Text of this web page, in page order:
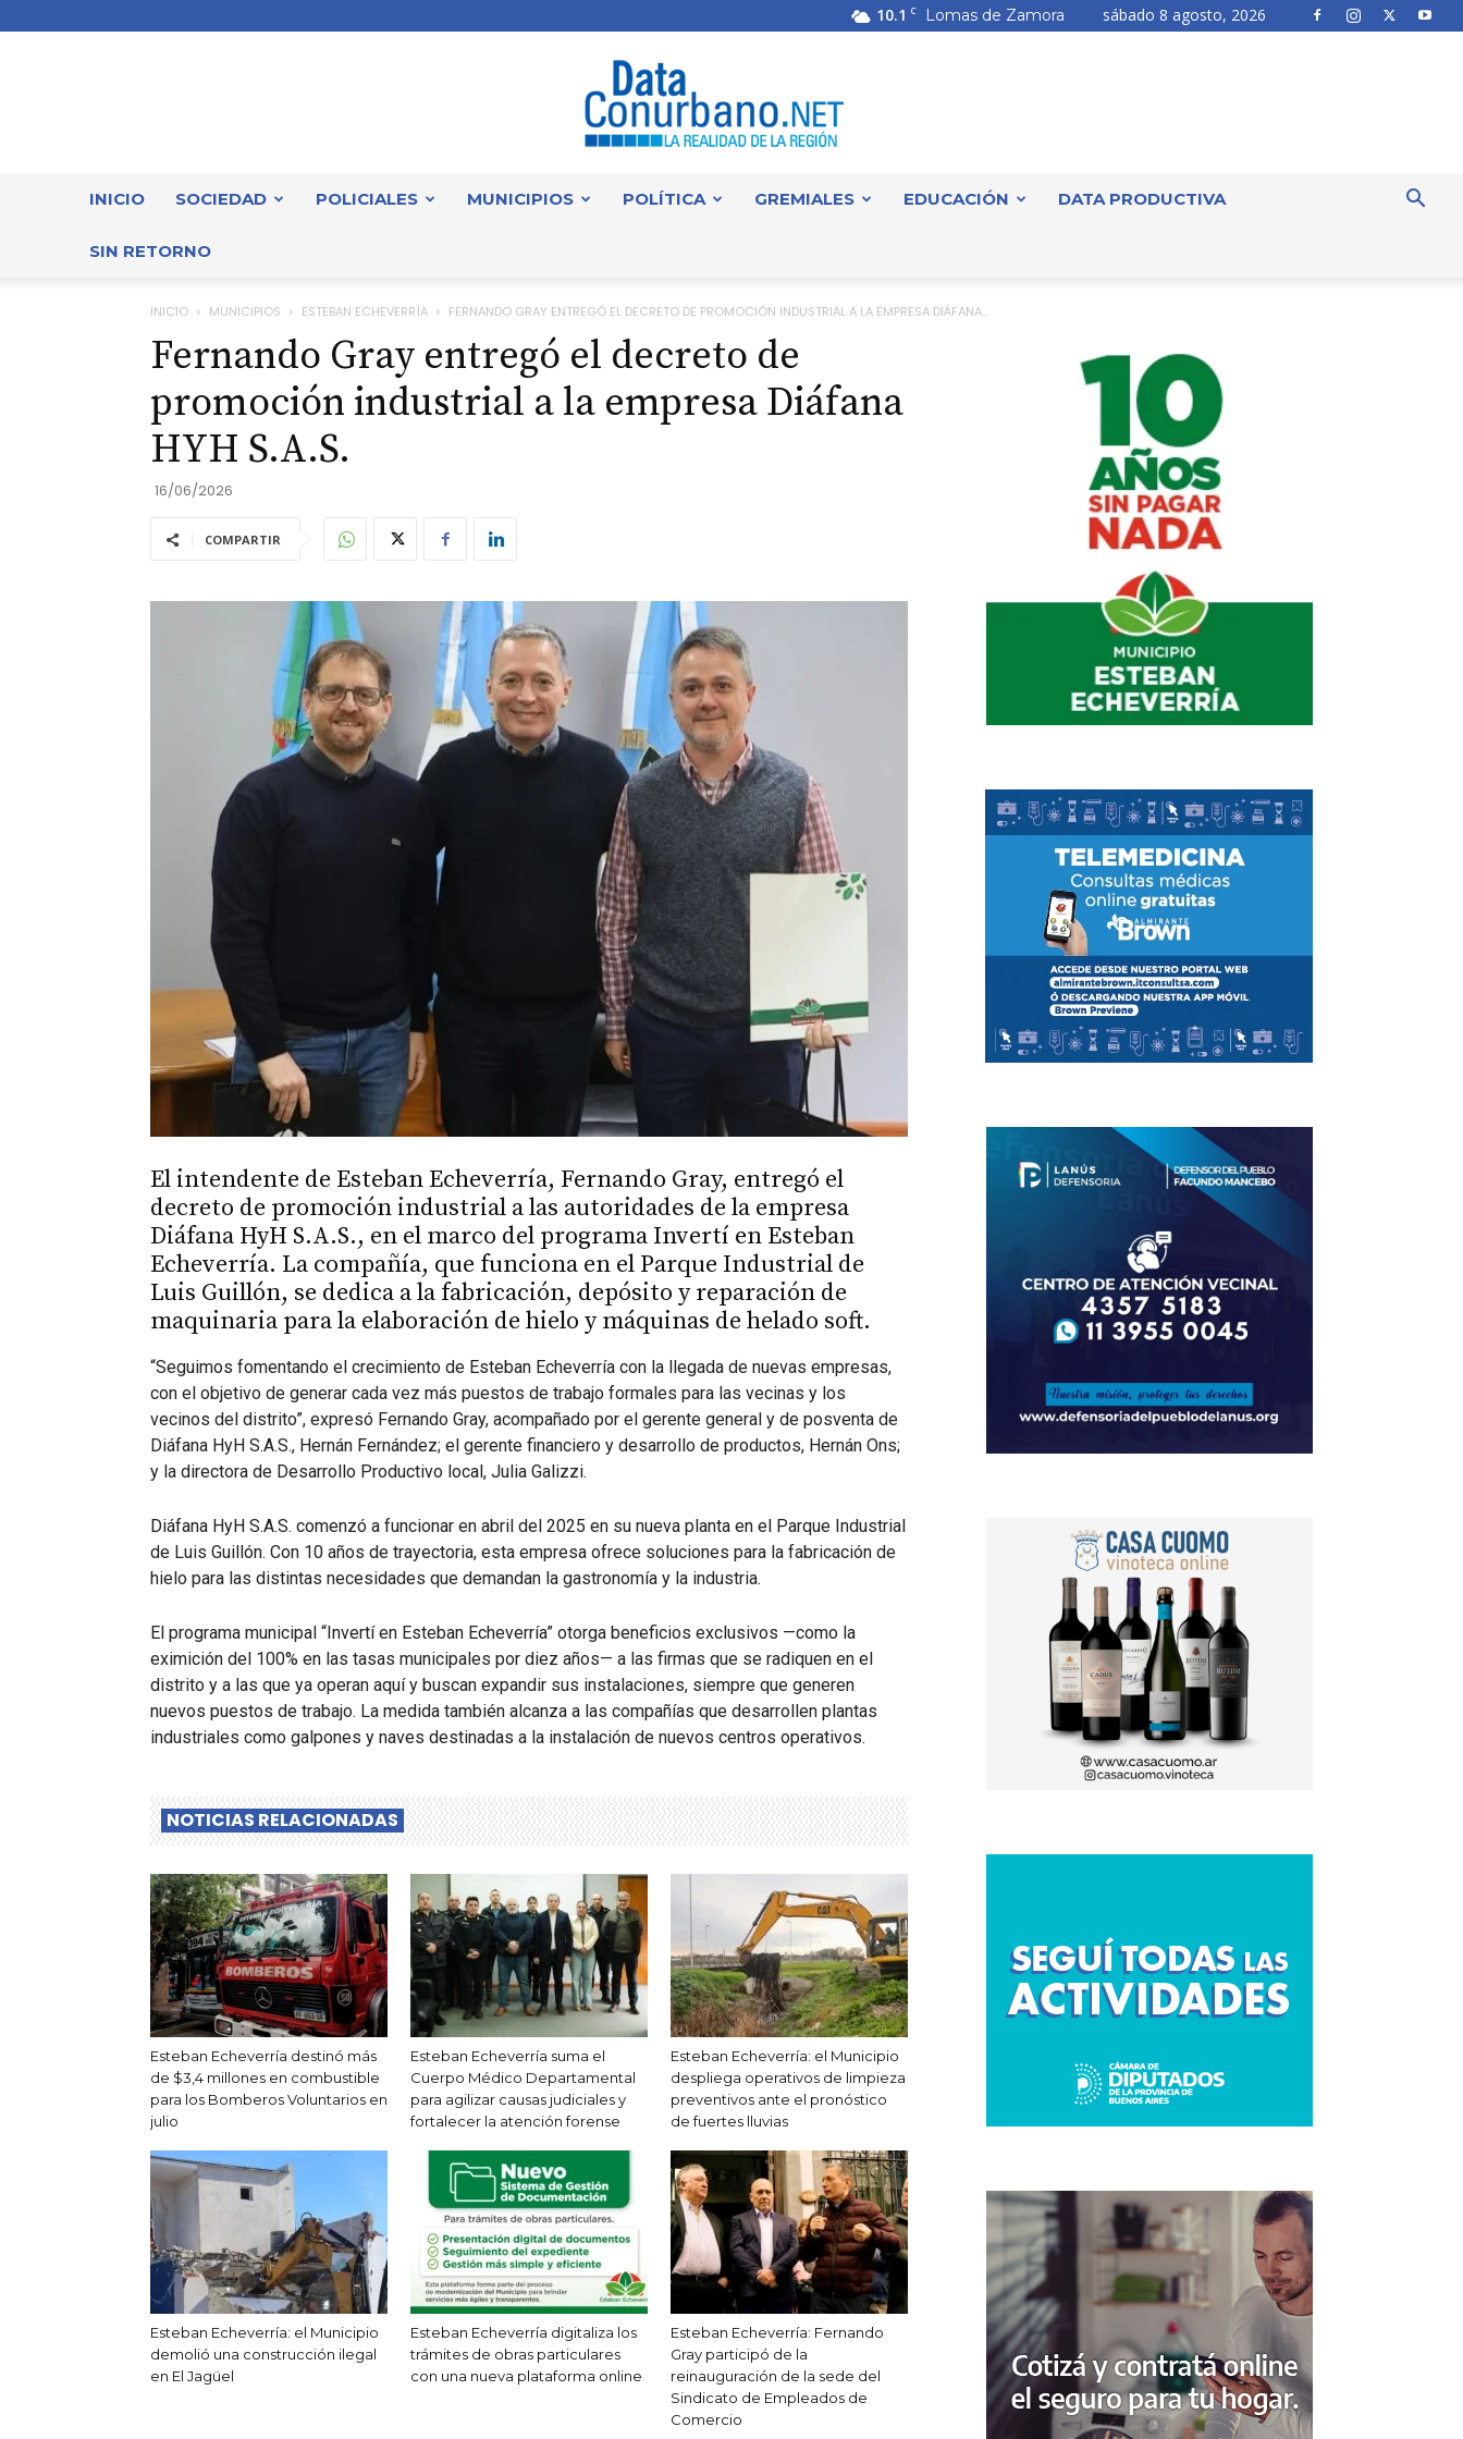
10.1 C Lomas de Zamora sábado 8 agosto, 2026
INICIO SOCIEDAD POLICIALES MUNICIPIOS POLÍTICA GREMIALES EDUCACIÓN DATA PRODUCTIVA
SIN RETORNO
INICIO MUNICIPIOS ESTEBAN ECHEVERRÍA FERNANDO GRAY ENTREGÓ EL DECRETO DE PROMOCIÓN INDUSTRIAL A LA EMPRESA DIÁFANA...
Fernando Gray entregó el decreto de
promoción industrial a la empresa Diáfana
HYH S.A.S.
16/06/2026
COMPARTIR
El intendente de Esteban Echeverría, Fernando Gray, entregó el
decreto de promoción industrial a las autoridades de la empresa
Diáfana HyH S.A.S., en el marco del programa Invertí en Esteban
Echeverría. La compañía, que funciona en el Parque Industrial de
Luis Guillón, se dedica a la fabricación, depósito y reparación de
maquinaria para la elaboración de hielo y máquinas de helado soft.
“Seguimos fomentando el crecimiento de Esteban Echeverría con la llegada de nuevas empresas,
con el objetivo de generar cada vez más puestos de trabajo formales para las vecinas y los
vecinos del distrito”, expresó Fernando Gray, acompañado por el gerente general y de posventa de
Diáfana HyH S.A.S., Hernán Fernández; el gerente financiero y desarrollo de productos, Hernán Ons;
y la directora de Desarrollo Productivo local, Julia Galizzi.
Diáfana HyH S.A.S. comenzó a funcionar en abril del 2025 en su nueva planta en el Parque Industrial
de Luis Guillón. Con 10 años de trayectoria, esta empresa ofrece soluciones para la fabricación de
hielo para las distintas necesidades que demandan la gastronomía y la industria.
El programa municipal “Invertí en Esteban Echeverría” otorga beneficios exclusivos —como la
eximición del 100% en las tasas municipales por diez años— a las firmas que se radiquen en el
distrito y a las que ya operan aquí y buscan expandir sus instalaciones, siempre que generen
nuevos puestos de trabajo. La medida también alcanza a las compañías que desarrollen plantas
industriales como galpones y naves destinadas a la instalación de nuevos centros operativos.
NOTICIAS RELACIONADAS
Esteban Echeverría destinó más
de $3,4 millones en combustible
para los Bomberos Voluntarios en
julio
Esteban Echeverría suma el
Cuerpo Médico Departamental
para agilizar causas judiciales y
fortalecer la atención forense
Esteban Echeverría: el Municipio
despliega operativos de limpieza
preventivos ante el pronóstico
de fuertes lluvias
Esteban Echeverría: el Municipio
demolió una construcción ilegal
en El Jagüel
Esteban Echeverría digitaliza los
trámites de obras particulares
con una nueva plataforma online
Esteban Echeverría: Fernando
Gray participó de la
reinauguración de la sede del
Sindicato de Empleados de
Comercio